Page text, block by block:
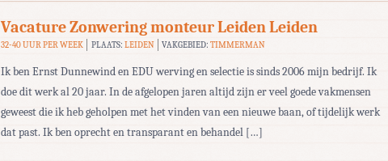
Vacature Zonwering monteur Leiden Leiden
32-40 UUR PER WEEK PLAATS: LEIDEN VAKGEBIED:TIMMERMAN
Ik ben Ernst Dunnewind en EDU werving en selectie is sinds 2006 mijn bedrijf. Ik
doe dit werk al 20 jaar. In de afgelopen jaren altijd zijn er veel goede vakmensen
geweest die ik heb geholpen met het vinden van een nieuwe baan, of tijdelijk werk
dat past. Ik ben oprecht en transparant en behandel […]